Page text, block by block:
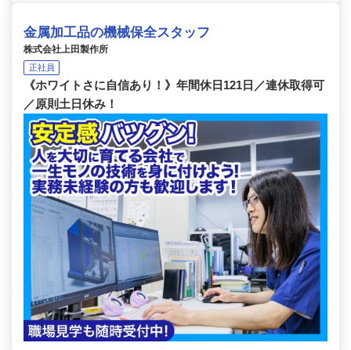
金属加工品の機械保全スタッフ
株式会社上田製作所
正社員
《ホワイトさに自信あり！》年間休日121日／連休取得可
／原則土日休み！